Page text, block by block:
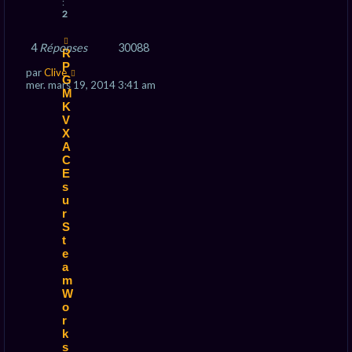
2
R
P
G
M
K
V
X
A
C
E
s
u
r
S
t
e
a
m
W
o
r
k
s
4Réponses 30088
parClive
mer. mars 19, 2014 3:41 am